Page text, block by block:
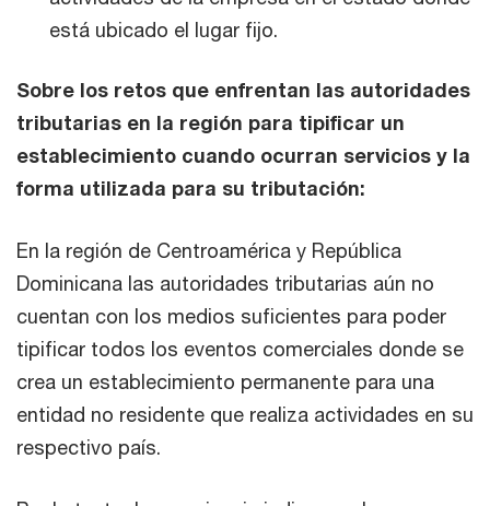
está ubicado el lugar fijo.
Sobre los retos que enfrentan las autoridades
tributarias en la región para tipificar un
establecimiento cuando ocurran servicios y la
forma utilizada para su tributación:
En la región de Centroamérica y República
Dominicana las autoridades tributarias aún no
cuentan con los medios suficientes para poder
tipificar todos los eventos comerciales donde se
crea un establecimiento permanente para una
entidad no residente que realiza actividades en su
respectivo país.